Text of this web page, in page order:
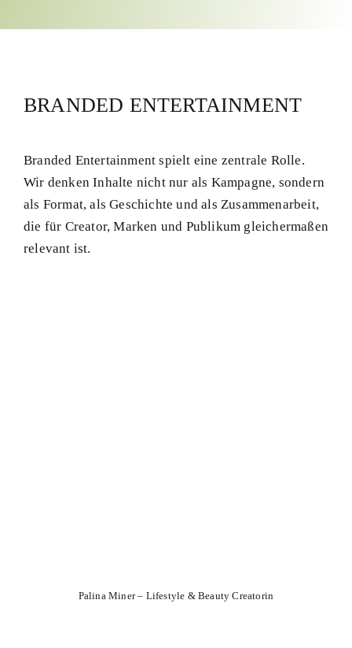
Palina Miner – Lifestyle & Beauty Creatorin
BRANDED ENTERTAINMENT
Branded Entertainment spielt eine zentrale Rolle.
Wir denken Inhalte nicht nur als Kampagne, sondern
als Format, als Geschichte und als Zusammenarbeit,
die für Creator, Marken und Publikum gleichermaßen
relevant ist.